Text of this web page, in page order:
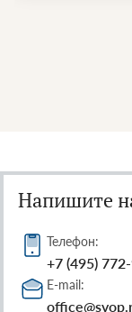
Напишите
Телефон:
+7 (495)
E-mail: